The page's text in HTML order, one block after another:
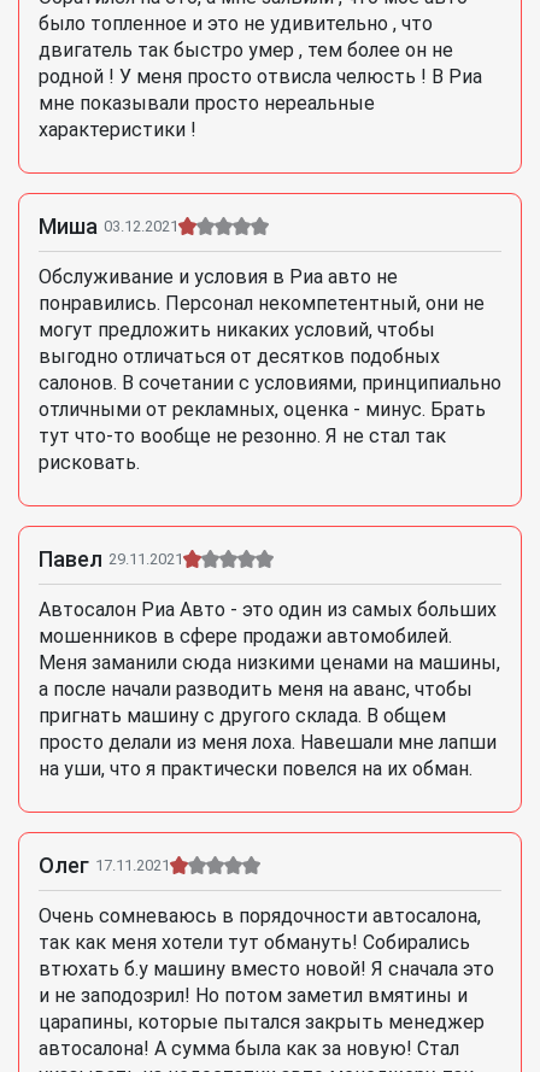
было топленное и это не удивительно , что
двигатель так быстро умер , тем более он не
родной ! У меня просто отвисла челюсть ! В Риа
мне показывали просто нереальные
характеристики !
Миша 03.12.2021
Обслуживание и условия в Риа авто не
понравились. Персонал некомпетентный, они не
могут предложить никаких условий, чтобы
выгодно отличаться от десятков подобных
салонов. В сочетании с условиями, принципиально
отличными от рекламных, оценка - минус. Брать
тут что-то вообще не резонно. Я не стал так
рисковать.
Павел 29.11.2021
Автосалон Риа Авто - это один из самых больших
мошенников в сфере продажи автомобилей.
Меня заманили сюда низкими ценами на машины,
а после начали разводить меня на аванс, чтобы
пригнать машину с другого склада. В общем
просто делали из меня лоха. Навешали мне лапши
на уши, что я практически повелся на их обман.
Олег 17.11.2021
Очень сомневаюсь в порядочности автосалона,
так как меня хотели тут обмануть! Собирались
втюхать б.у машину вместо новой! Я сначала это
и не заподозрил! Но потом заметил вмятины и
царапины, которые пытался закрыть менеджер
автосалона! А сумма была как за новую! Стал